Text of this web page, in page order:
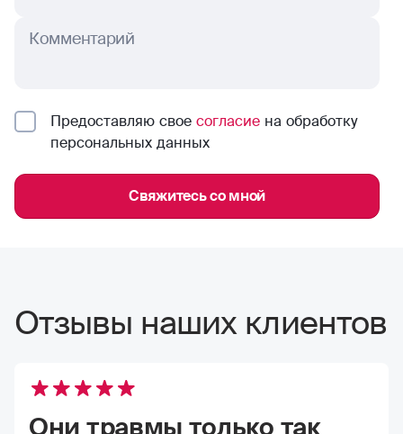
Комментарий
Предоставляю свое согласие на обработку
персональных данных
Свяжитесь со мной
Отзывы наших клиентов
Они травмы только так